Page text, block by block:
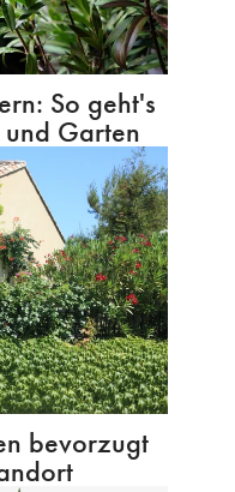
So geht's
Garten
bevorzugt